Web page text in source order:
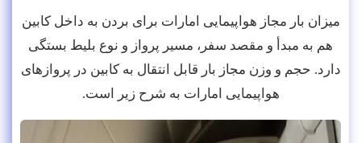
میزان بار مجاز هواپیمایی امارات برای بردن به داخل کابین
هم به مبدأ و مقصد سفر، مسیر پرواز و نوع بلیط بستگی
دارد. حجم و وزن مجاز بار قابل انتقال به کابین در پروازهای
هواپیمایی امارات به شرح زیر است.